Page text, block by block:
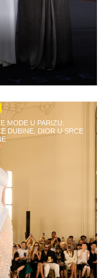
MODE U PARIZU:
DUBINE, DIOR U SRCE